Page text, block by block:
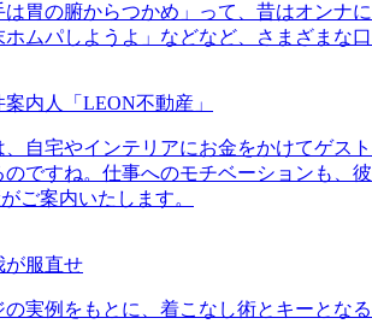
は胃の腑からつかめ」って、昔はオン
ホムパしようよ」などなど、さまざまな
内人「LEON不動産」
、自宅やインテリアにお金をかけてゲス
のですね。仕事へのモチベーションも、
ご案内いたします。
が服直せ
の実例をもとに、着こなし術とキーとな